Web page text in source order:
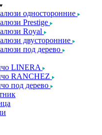
односторонние
Prestige
Royal
двусторонние
под дерево
LINERA
RANCHEZ
под дерево